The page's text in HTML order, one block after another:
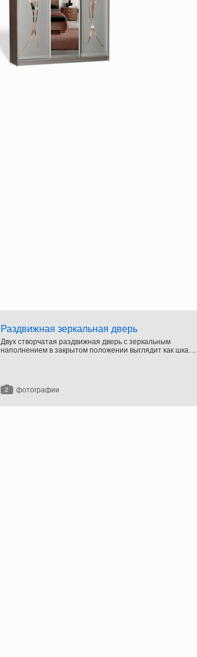
Раздвижная зеркальная дверь
Двух створчатая раздвижная дверь с зеркальным
наполнением в закрытом положении выглядит как шкаф-
2 фотографии